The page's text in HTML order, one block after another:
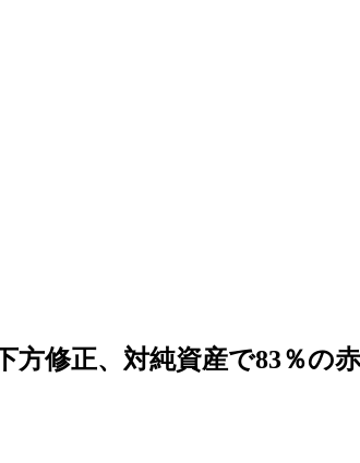
方修正、対純資産で83％の